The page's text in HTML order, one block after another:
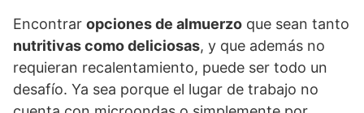
Encontrar opciones de almuerzo que sean tanto
nutritivas como deliciosas, y que además no
requieran recalentamiento, puede ser todo un
desafío. Ya sea porque el lugar de trabajo no